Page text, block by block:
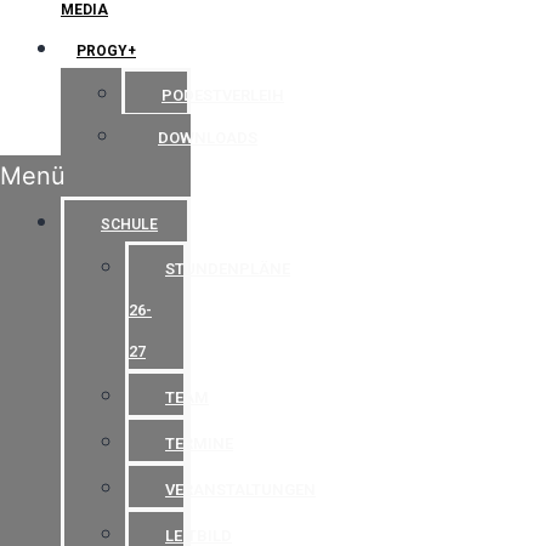
MEDIA
PROGY+
PODESTVERLEIH
DOWNLOADS
Menü
SCHULE
STUNDENPLÄNE
26-
27
TEAM
TERMINE
VERANSTALTUNGEN
LEITBILD